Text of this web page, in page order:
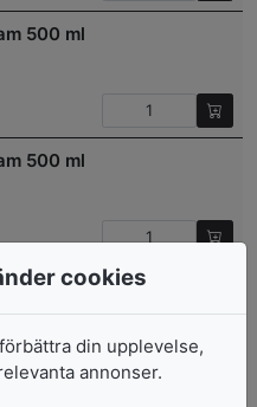
500 ml
500 ml
500 mlcookies
din upplevelse,
annonser.